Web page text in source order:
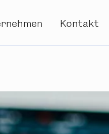
Kontakt